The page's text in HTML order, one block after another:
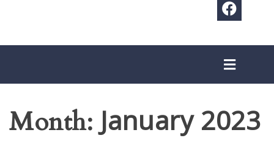
Month:January 2023